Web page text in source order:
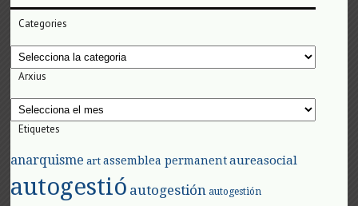
Categories
Categories
Arxius
Arxius
Etiquetes
anarquisme art assemblea permanent aureasocial
autogestió autogestión autogestión